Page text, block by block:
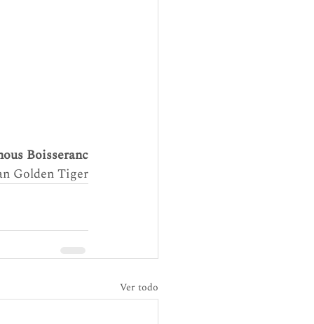
Boisseranc
Golden Tiger
Ver todo